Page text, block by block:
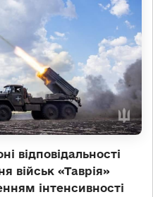
відповідальності
військ «Таврія»
інтенсивності